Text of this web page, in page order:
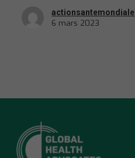
actionsantemondiale
6 mars 2023